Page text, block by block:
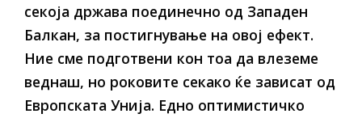
секоја држава поединечно од Западен
Балкан, за постигнување на овој ефект.
Ние сме подготвени кон тоа да влеземе
веднаш, но роковите секако ќе зависат од
Европската Унија. Едно оптимистичко